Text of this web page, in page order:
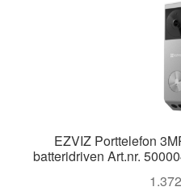
EZVIZ Porttelefon
batteridriven Art.nr.